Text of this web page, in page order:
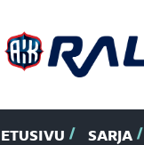
ETUSIVU SARJA